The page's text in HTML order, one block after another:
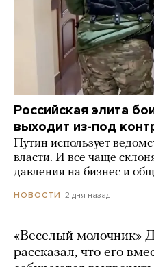
Российская элита
выходит из-под
Путин использует
власти. И все чаще
давления на бизнес и
НОВОСТИ 2 дня назад
«Веселый молочник»
рассказал, что его